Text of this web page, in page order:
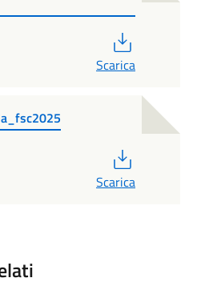
Scarica
Scarica